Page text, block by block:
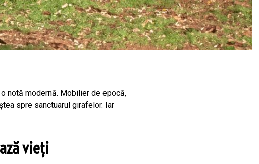
notă modernă. Mobilier de epocă,
spre sanctuarul girafelor. Iar
vieți